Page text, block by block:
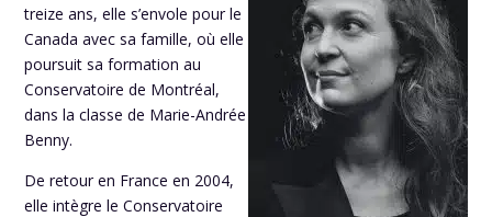
treize ans, elle s’envole pour le
Canada avec sa famille, où elle
poursuit sa formation au
Conservatoire de Montréal,
dans la classe de Marie-Andrée
Benny.
De retour en France en 2004,
elle intègre le Conservatoire